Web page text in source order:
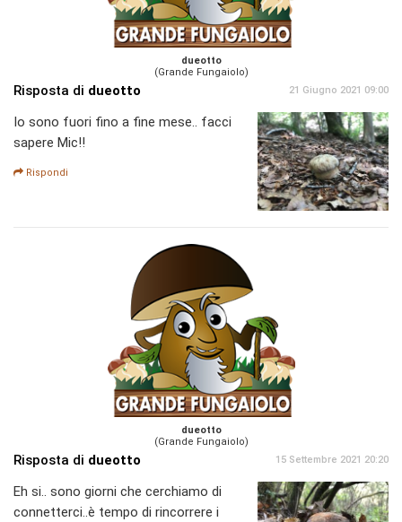
dueotto
(Grande Fungaiolo)
Risposta di dueotto 21 Giugno 2021 09:00
Io sono fuori fino a fine mese.. facci
sapere Mic!!
Rispondi
dueotto
(Grande Fungaiolo)
Risposta di dueotto 15 Settembre 2021 20:20
Eh si.. sono giorni che cerchiamo di
connetterci..è tempo di rincorrere i